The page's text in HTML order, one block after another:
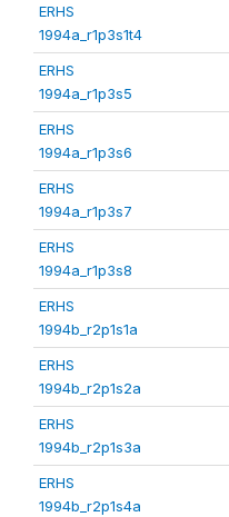
ERHS
1994a_r1p3s1t4
ERHS
1994a_r1p3s5
ERHS
1994a_r1p3s6
ERHS
1994a_r1p3s7
ERHS
1994a_r1p3s8
ERHS
1994b_r2p1s1a
ERHS
1994b_r2p1s2a
ERHS
1994b_r2p1s3a
ERHS
1994b_r2p1s4a